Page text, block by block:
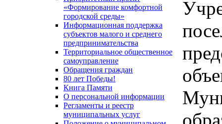
«Формирование комфортной
городской среды»
Информационная поддержка
субъектов малого и среднего
предпринимательства
Территориальное общественное
самоуправление
Обращения граждан
80 лет Победы!
Книга Памяти
О персональной информации
Регламенты и реестр
муниципальных услуг